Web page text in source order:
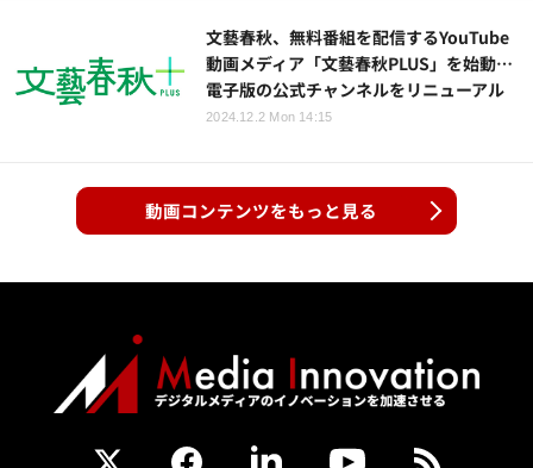
文藝春秋、無料番組を配信するYouTube
動画メディア「文藝春秋PLUS」を始動…
電子版の公式チャンネルをリニューアル
2024.12.2 Mon 14:15
動画コンテンツをもっと見る